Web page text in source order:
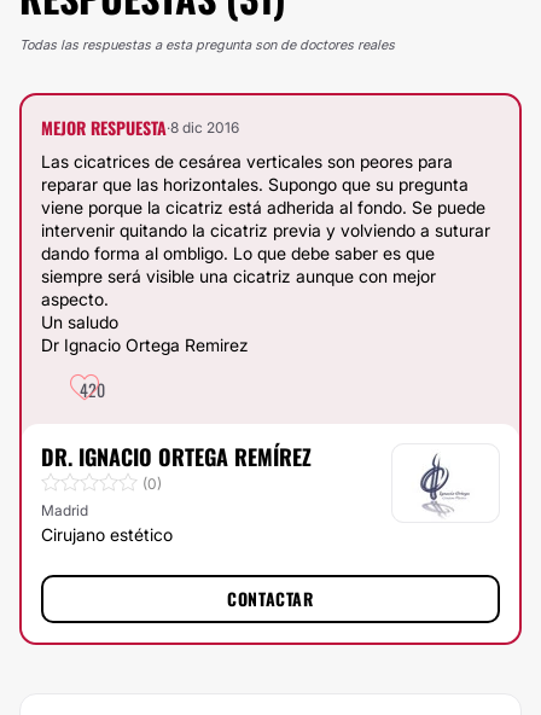
Todas las respuestas a esta pregunta son de doctores reales
MEJOR RESPUESTA·8 dic 2016
Las cicatrices de cesárea verticales son peores para
reparar que las horizontales. Supongo que su pregunta
viene porque la cicatriz está adherida al fondo. Se puede
intervenir quitando la cicatriz previa y volviendo a suturar
dando forma al ombligo. Lo que debe saber es que
siempre será visible una cicatriz aunque con mejor
aspecto.
Un saludo
Dr Ignacio Ortega Remirez
420
DR. IGNACIO ORTEGA REMÍREZ
(0)
Madrid
Cirujano estético
CONTACTAR